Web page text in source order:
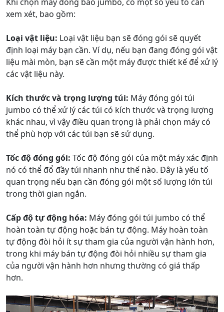
xem xét, bao gồm:
Loại vật liệu: Loại vật liệu bạn sẽ đóng gói sẽ quyết
định loại máy bạn cần. Ví dụ, nếu bạn đang đóng gói vật
liệu mài mòn, bạn sẽ cần một máy được thiết kế để xử lý
các vật liệu này.
Kích thước và trọng lượng túi: Máy đóng gói túi
jumbo có thể xử lý các túi có kích thước và trọng lượng
khác nhau, vì vậy điều quan trọng là phải chọn máy có
thể phù hợp với các túi bạn sẽ sử dụng.
Tốc độ đóng gói: Tốc độ đóng gói của một máy xác định
nó có thể đổ đầy túi nhanh như thế nào. Đây là yếu tố
quan trọng nếu bạn cần đóng gói một số lượng lớn túi
trong thời gian ngắn.
Cấp độ tự động hóa: Máy đóng gói túi jumbo có thể
hoàn toàn tự động hoặc bán tự động. Máy hoàn toàn
tự động đòi hỏi ít sự tham gia của người vận hành hơn,
trong khi máy bán tự động đòi hỏi nhiều sự tham gia
của người vận hành hơn nhưng thường có giá thấp
hơn.